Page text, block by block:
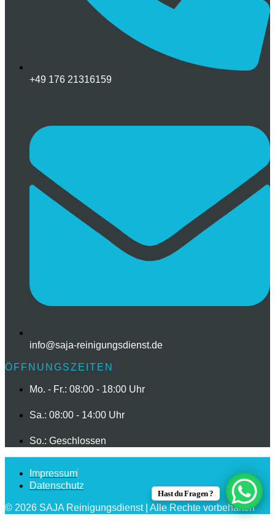
+49 176 21316159
info@saja-reinigungsdienst.de
ÖFFNUNGSZEITEN
Mo. - Fr.: 08:00 - 18:00 Uhr
Sa.: 08:00 - 14:00 Uhr
So.: Geschlossen
Impressum
Datenschutz
© 2026 SAJA Reinigungsdienst | Alle Rechte vorbehalten
Hast du Fragen ?